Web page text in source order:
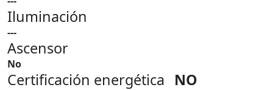
Iluminación
---
Ascensor
No
Certificación energética NO